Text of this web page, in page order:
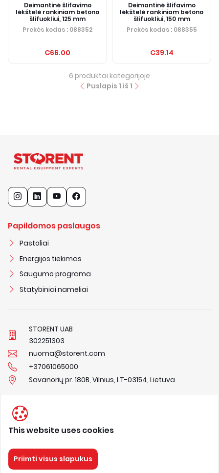
Deimantinė šlifavimo
lėkštelė rankiniam betono
šlifuokliui, 125 mm
Prekės kodas : 088352
€66.00
Deimantinė šlifavimo
lėkštelė rankiniam betono
šlifuokliui, 150 mm
Prekės kodas: 088355
€39.14
6 produktai kategorijoje
Puslapis 1 iš 1
Papildomos paslaugos
Pastoliai
Energijos tiekimas
Saugumo programa
Statybiniai nameliai
STORENT UAB
302251303
nuoma@storent.com
+37061065000
Savanorių pr. 180B, Vilnius, LT-03154, Lietuva
Privacy Policy
Terms & Conditions
This website uses cookies
Priimti visus slapukus